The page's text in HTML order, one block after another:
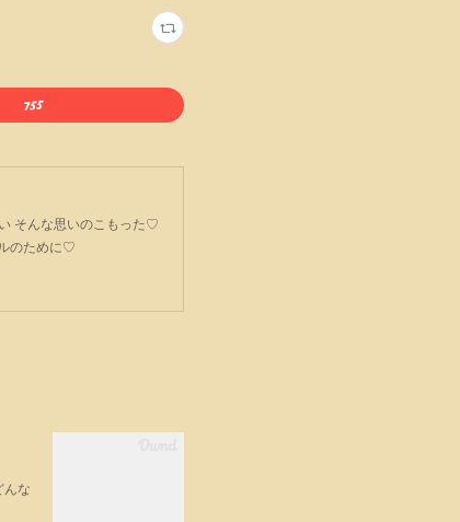
そんな思いのこもった♡
のために♡
な